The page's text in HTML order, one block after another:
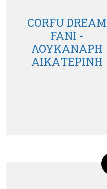
CORFU DREAM
FANI -
ΛΟΥΚΑΝΑΡΗ
ΑΙΚΑΤΕΡΙΝΗ